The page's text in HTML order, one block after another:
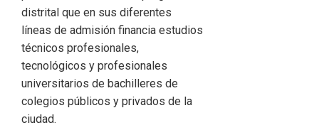
distrital que en sus diferentes
líneas de admisión financia estudios
técnicos profesionales,
tecnológicos y profesionales
universitarios de bachilleres de
colegios públicos y privados de la
ciudad.